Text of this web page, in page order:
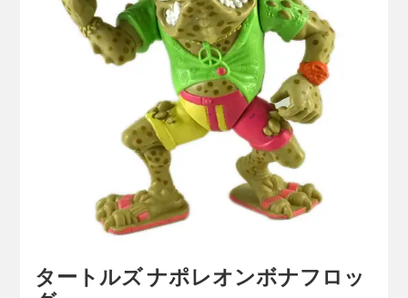
タートルズ ナポレオンボナフロッ